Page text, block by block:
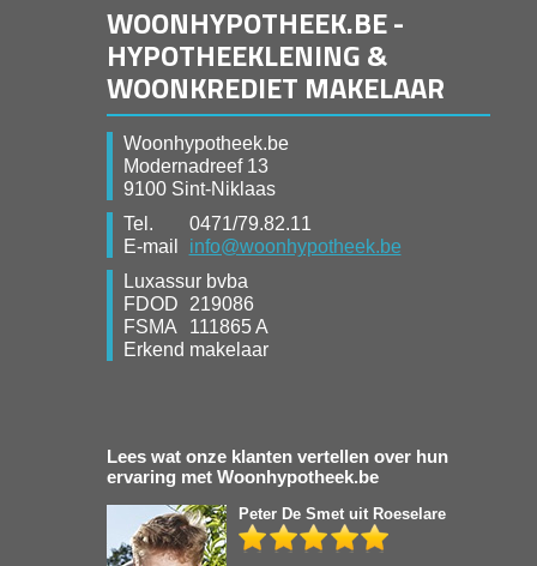
WOONHYPOTHEEK.BE -
HYPOTHEEKLENING &
WOONKREDIET MAKELAAR
Woonhypotheek.be
Modernadreef 13
9100 Sint-Niklaas
Tel.
0471/79.82.11
E-mail
info@woonhypotheek.be
Luxassur bvba
FDOD
219086
FSMA
111865 A
Erkend makelaar
Lees wat onze klanten vertellen over hun
ervaring met Woonhypotheek.be
Peter De Smetuit Roeselare